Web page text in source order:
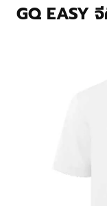
GQ EASY